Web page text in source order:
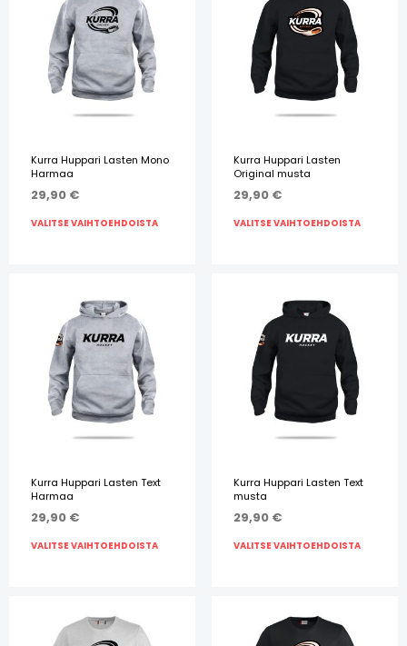
Kurra Huppari Lasten Mono
Harmaa
29,90 €
VALITSE VAIHTOEHDOISTA
Kurra Huppari Lasten
Original musta
29,90 €
VALITSE VAIHTOEHDOISTA
Kurra Huppari Lasten Text
Harmaa
29,90 €
VALITSE VAIHTOEHDOISTA
Kurra Huppari Lasten Text
musta
29,90 €
VALITSE VAIHTOEHDOISTA